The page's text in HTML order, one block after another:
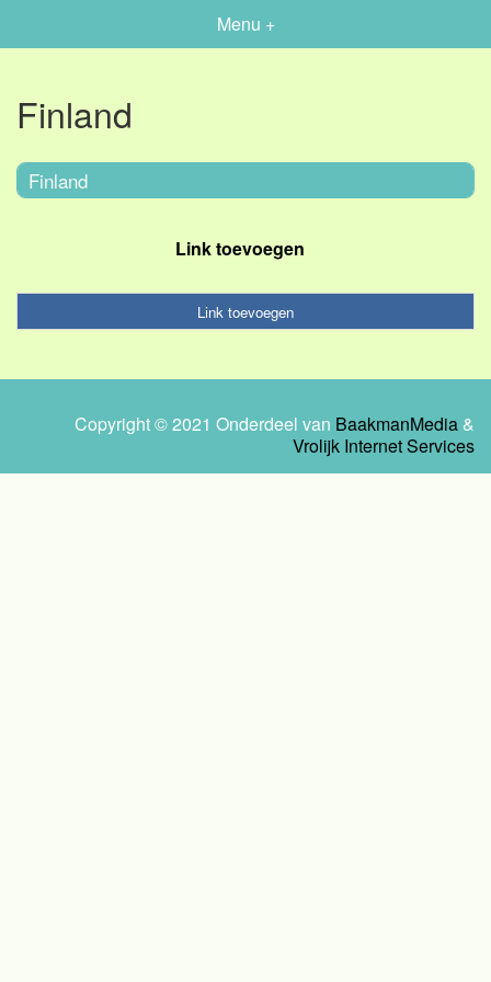
Menu +
Finland
Finland
Link toevoegen
Link toevoegen
Copyright © 2021 Onderdeel van BaakmanMedia &
Vrolijk Internet Services